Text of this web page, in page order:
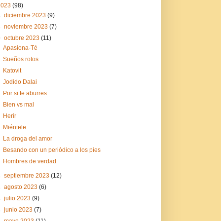
(98)
diciembre 2023(9)
noviembre 2023(7)
octubre 2023(11)
Apasiona-Té
Sueños rotos
Katovit
Jodido Dalai
Por si te aburres
Bien vs mal
Herir
Miéntele
La droga del amor
Besando con un periódico a los pies
Hombres de verdad
septiembre 2023(12)
agosto 2023(6)
julio 2023(9)
junio 2023(7)